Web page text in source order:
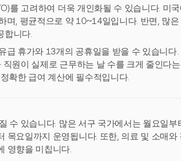
를 고려하여 더욱 개인화될 수 있습니다. 미국
며, 평균적으로 약 10~14일입니다. 반면, 많
합니다.
휴가와 13개의 공휴일을 받을 수 있습니다.
원이 실제로 근무하는 날 수를 크게 줄인다는
확한 급여 계산에 필수적입니다.
수 있습니다. 많은 서구 국가에서는 월요일부
목요일까지 운영됩니다. 또한, 의료 및 소매와
영향을 미칩니다.